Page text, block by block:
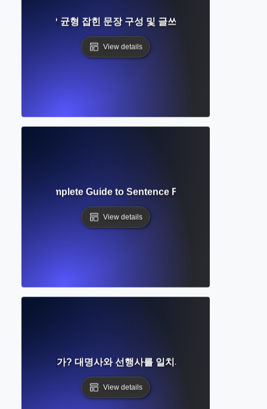
무엇인가? 균형 잡힌 문장 구성 및 글쓰기 흐름에 대한 가이
View details
Voice? Complete Guide to Sentence Focus and
View details
치란 무엇인가? 대명사와 선행사를 일치시키는 단계별 가이드
View details